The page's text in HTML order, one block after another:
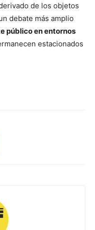
de los objetos
debate más amplio
público en entornos
estacionados